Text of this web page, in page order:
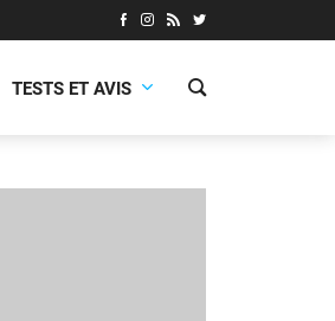
TESTS ET AVIS